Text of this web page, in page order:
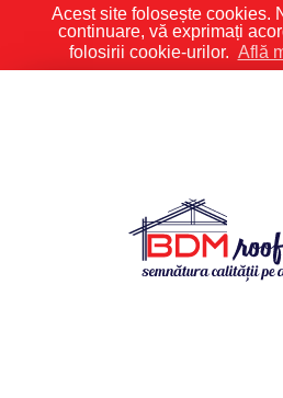
Acest site folosește cookies.
continuare, vă exprimați
folosirii cookie-urilor. Află